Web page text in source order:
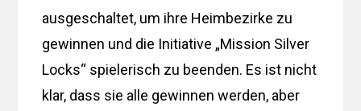
ausgeschaltet, um ihre Heimbezirke zu
gewinnen und die Initiative „Mission Silver
Locks“ spielerisch zu beenden. Es ist nicht
klar, dass sie alle gewinnen werden, aber